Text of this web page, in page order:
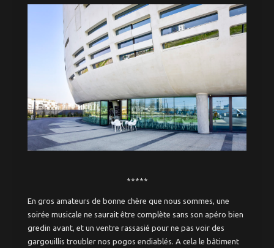
Hôtel de Ville –
Gambetta –
Mériadeck
Saint-Seurin –
Bacalan –
Bordeaux Nord
Aux alentours
à moins de 30mn
A moins d’une
Week-end à l’étranger
pour moins de 100€
Balades à vélo
*****
En gros amateurs de bonne chère que nous sommes, une
soirée musicale ne saurait être complète sans son apéro bien
gredin avant, et un ventre rassasié pour ne pas voir des
gargouillis troubler nos pogos endiablés. A cela le bâtiment